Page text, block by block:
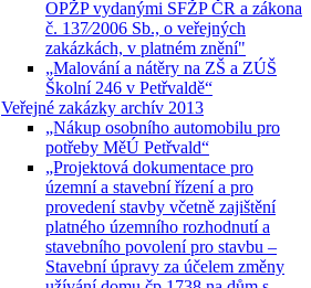
OPŽP vydanými SFŽP ČR a zákona
č. 137⁄2006 Sb., o veřejných
zakázkách, v platném znění"
„Malování a nátěry na ZŠ a ZÚŠ
Školní 246 v Petřvaldě“
Veřejné zakázky archív 2013
„Nákup osobního automobilu pro
potřeby MěÚ Petřvald“
„Projektová dokumentace pro
územní a stavební řízení a pro
provedení stavby včetně zajištění
platného územního rozhodnutí a
stavebního povolení pro stavbu –
Stavební úpravy za účelem změny